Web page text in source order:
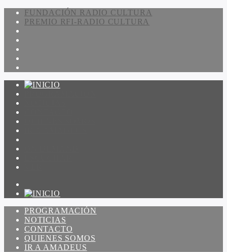
FUNDACIÓN RADIO CULTURA
PREMIO RFI-RADIO CULTURA
PROGRAMACIÓN
NOTICIAS
CONTACTO
QUIENES SOMOS
IR A AMADEUS